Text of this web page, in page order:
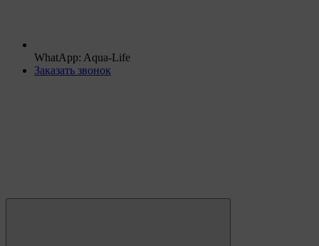
WhatApp: Aqua-Life
Заказать звонок